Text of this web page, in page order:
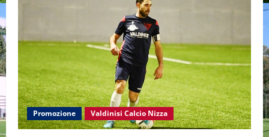
Promozione Valdinisi Calcio Nizza